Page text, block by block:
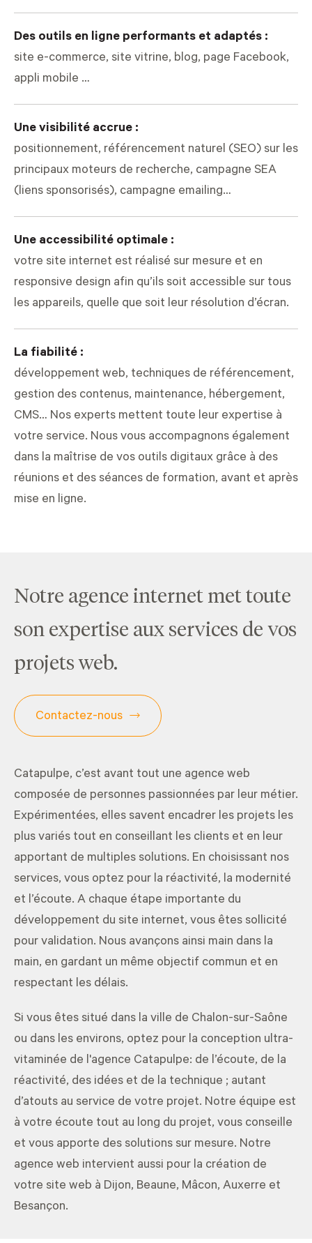
Des outils en ligne performants et adaptés :
site e-commerce, site vitrine, blog, page Facebook,
appli mobile …
Une visibilité accrue :
positionnement, référencement naturel (SEO) sur les
principaux moteurs de recherche, campagne SEA
(liens sponsorisés), campagne emailing…
Une accessibilité optimale :
votre site internet est réalisé sur mesure et en
responsive design afin qu’ils soit accessible sur tous
les appareils, quelle que soit leur résolution d’écran.
La fiabilité :
développement web, techniques de référencement,
gestion des contenus, maintenance, hébergement,
CMS… Nos experts mettent toute leur expertise à
votre service. Nous vous accompagnons également
dans la maîtrise de vos outils digitaux grâce à des
réunions et des séances de formation, avant et après
mise en ligne.
Notre agence internet met toute
son expertise aux services de vos
projets web.
Contactez-nous
Catapulpe, c’est avant tout une agence web
composée de personnes passionnées par leur métier.
Expérimentées, elles savent encadrer les projets les
plus variés tout en conseillant les clients et en leur
apportant de multiples solutions. En choisissant nos
services, vous optez pour la réactivité, la modernité
et l’écoute. A chaque étape importante du
développement du site internet, vous êtes sollicité
pour validation. Nous avançons ainsi main dans la
main, en gardant un même objectif commun et en
respectant les délais.
Si vous êtes situé dans la ville de Chalon-sur-Saône
ou dans les environs, optez pour la conception ultra-
vitaminée de l'agence Catapulpe: de l’écoute, de la
réactivité, des idées et de la technique ; autant
d’atouts au service de votre projet. Notre équipe est
à votre écoute tout au long du projet, vous conseille
et vous apporte des solutions sur mesure. Notre
agence web intervient aussi pour la création de
votre site web à Dijon, Beaune, Mâcon, Auxerre et
Besançon.